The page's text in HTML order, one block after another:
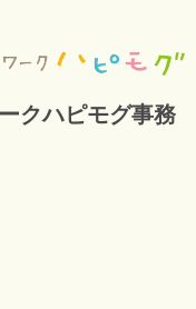
クハピモグ事務